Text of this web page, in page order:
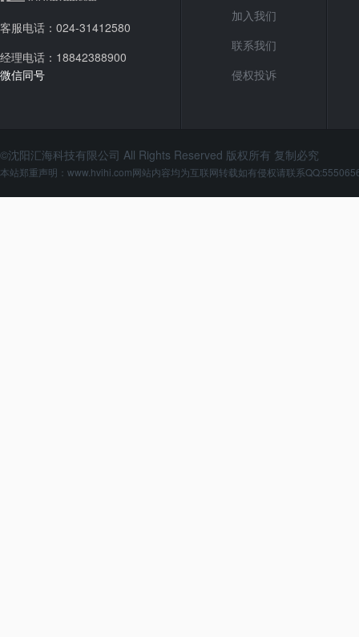
客服电话：024-31412580
经理电话：18842388900
微信同号
加入我们
联系我们
侵权投诉
©沈阳汇海科技有限公司 All Rights Reserved 版权所有 复制必究
本站郑重声明：www.hvihi.com网站内容均为互联网转载如有侵权请联系